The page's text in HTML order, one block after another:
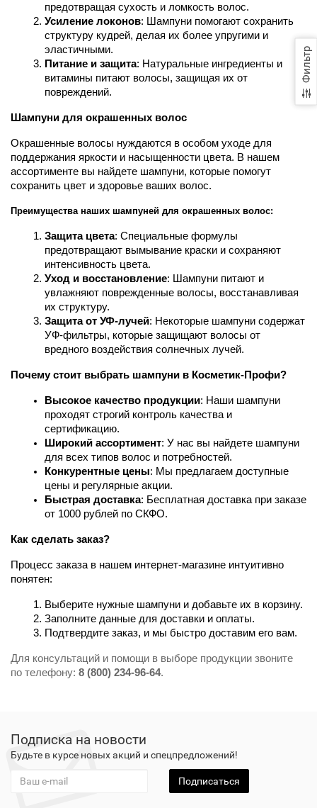
Фильтр
предотвращая сухость и ломкость волос.
Усиление локонов: Шампуни помогают сохранить
структуру кудрей, делая их более упругими и
эластичными.
Питание и защита: Натуральные ингредиенты и
витамины питают волосы, защищая их от
повреждений.
Шампуни для окрашенных волос
Окрашенные волосы нуждаются в особом уходе для
поддержания яркости и насыщенности цвета. В нашем
ассортименте вы найдете шампуни, которые помогут
сохранить цвет и здоровье ваших волос.
Преимущества наших шампуней для окрашенных волос:
Защита цвета: Специальные формулы
предотвращают вымывание краски и сохраняют
интенсивность цвета.
Уход и восстановление: Шампуни питают и
увлажняют поврежденные волосы, восстанавливая
их структуру.
Защита от УФ-лучей: Некоторые шампуни содержат
УФ-фильтры, которые защищают волосы от
вредного воздействия солнечных лучей.
Почему стоит выбрать шампуни в Косметик-Профи?
Высокое качество продукции: Наши шампуни
проходят строгий контроль качества и
сертификацию.
Широкий ассортимент: У нас вы найдете шампуни
для всех типов волос и потребностей.
Конкурентные цены: Мы предлагаем доступные
цены и регулярные акции.
Быстрая доставка: Бесплатная доставка при заказе
от 1000 рублей по СКФО.
Как сделать заказ?
Процесс заказа в нашем интернет-магазине интуитивно
понятен:
Выберите нужные шампуни и добавьте их в корзину.
Заполните данные для доставки и оплаты.
Подтвердите заказ, и мы быстро доставим его вам.
Для консультаций и помощи в выборе продукции звоните
по телефону: 8 (800) 234-96-64.
Подписка на новости
Будьте в курсе новых акций и спецпредложений!
Подписаться